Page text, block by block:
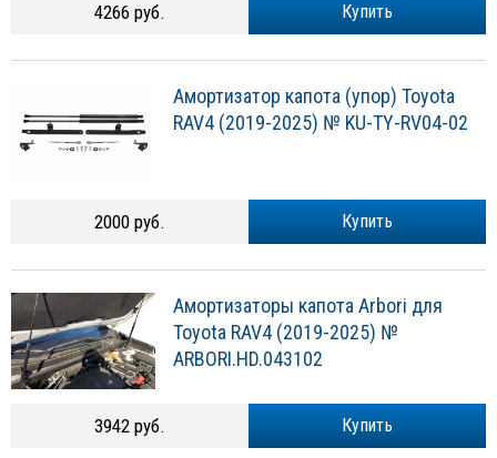
Купить
4266 руб.
Амортизатор капота (упор) Toyota
RAV4 (2019-2025) № KU-TY-RV04-02
Купить
2000 руб.
Амортизаторы капота Arbori для
Toyota RAV4 (2019-2025) №
ARBORI.HD.043102
Купить
3942 руб.